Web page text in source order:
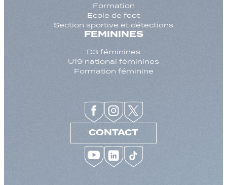
Formation
Ecole de foot
Section sportive et détections
FEMININES
D3 féminines
U19 national féminines
Formation féminine
CONTACT